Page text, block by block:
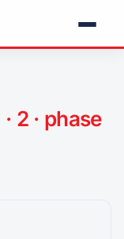
· 2 · phase